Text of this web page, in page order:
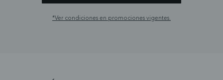
*Ver condiciones en promociones vigentes.